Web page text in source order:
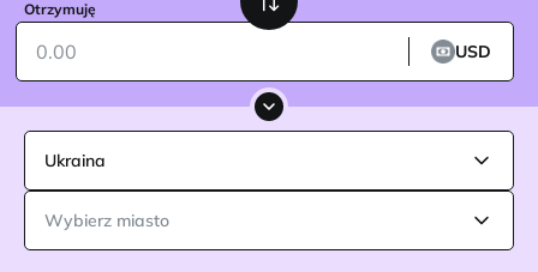
Otrzymuję
USD
Ukraina
Wybierz miasto